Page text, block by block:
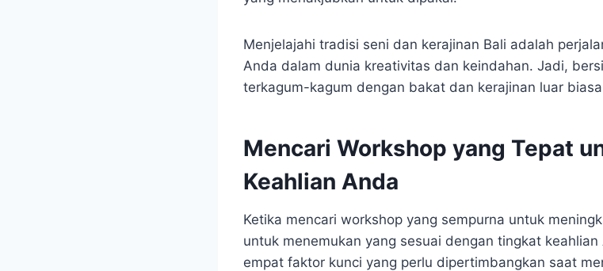
Menjelajahi tradisi seni dan kerajinan Bali adalah
Anda dalam dunia kreativitas dan keindahan. Jadi,
terkagum-kagum dengan bakat dan kerajinan luar
Mencari Workshop yang Tepat
Keahlian Anda
Ketika mencari workshop yang sempurna untuk
untuk menemukan yang sesuai dengan tingkat
empat faktor kunci yang perlu dipertimbangkan saat